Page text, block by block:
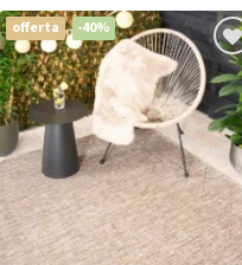
offerta -40%